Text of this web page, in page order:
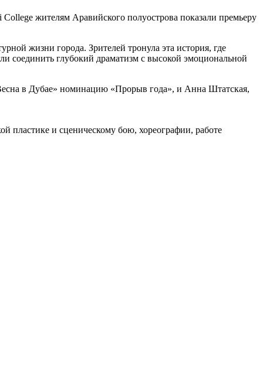
жителям Аравийского полуострова показали премьеру
жизни города. Зрителей тронула эта история, где
соединить глубокий драматизм с высокой эмоциональной
в Дубае» номинацию «Прорыв года», и Анна Штатская,
пластике и сценическому бою, хореографии, работе